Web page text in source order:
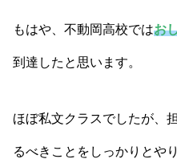
もはや、不動岡高校ではお
到達したと思います。
ほぼ私文クラスでしたが、
るべきことをしっかりとや